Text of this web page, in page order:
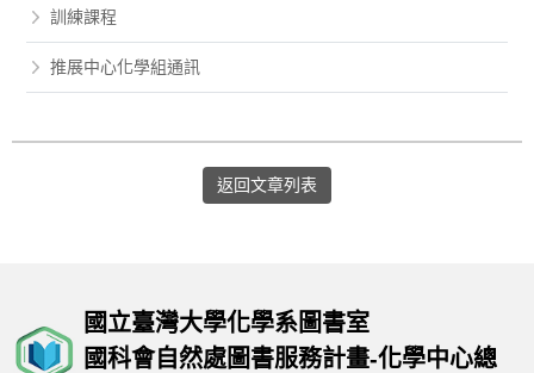
訓練課程
推展中心化學組通訊
返回文章列表
國立臺灣大學化學系圖書室
國科會自然處圖書服務計畫-化學中心總